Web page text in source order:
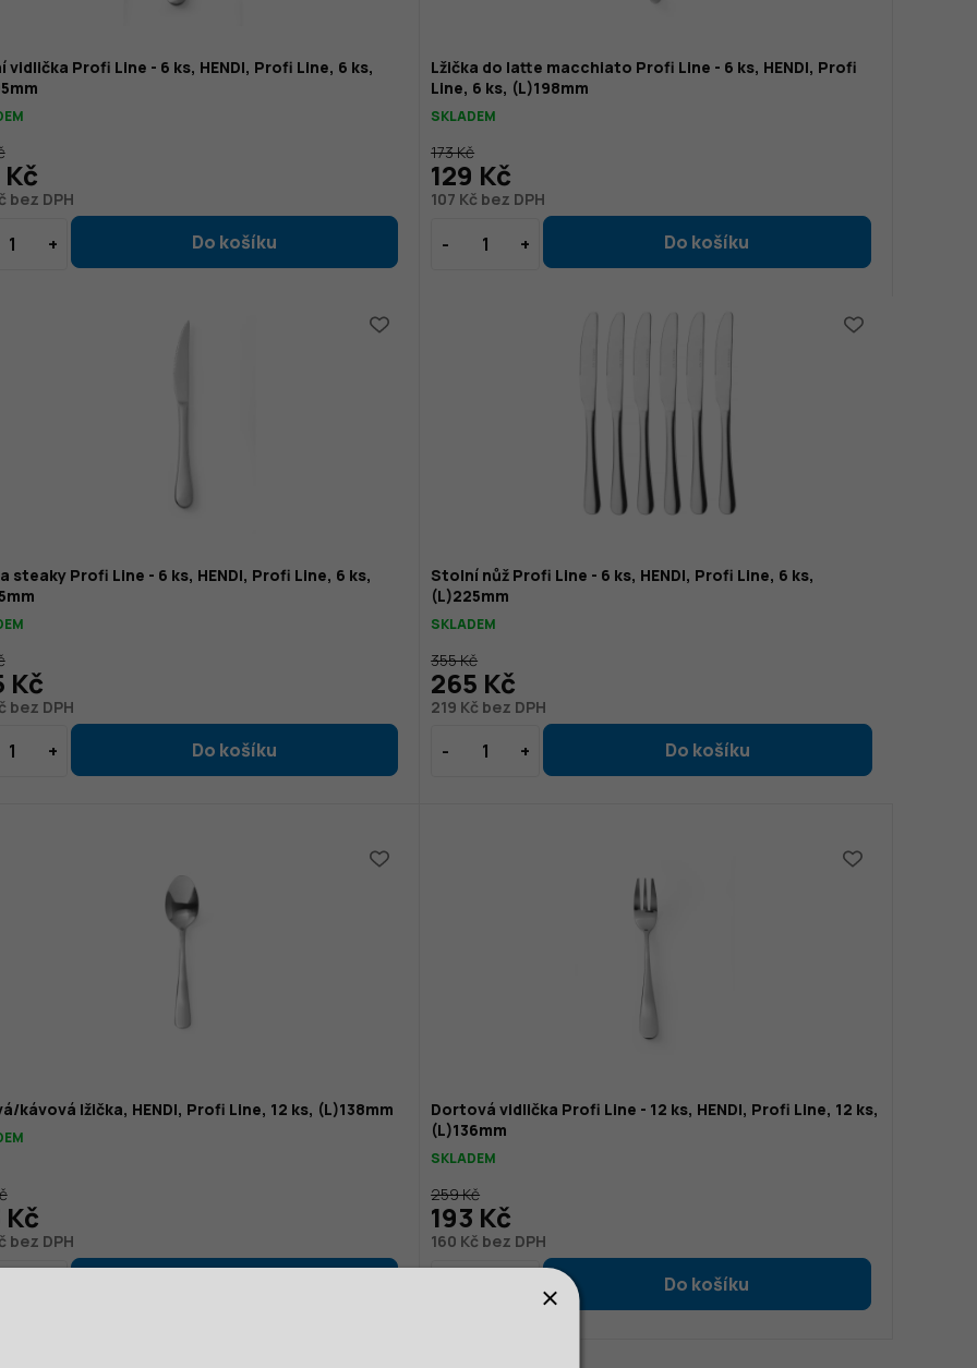
vidlička Profi Line - 6 ks, HENDI, Profi Line, 6 ks,
bez DPH
Kč
Lžička do latte macchiato Profi Line - 6 ks, HENDI, Profi
Line, 6 ks, (L)198mm
SKLADEM
107 Kč bez DPH
173 Kč
129 Kč
steaky Profi Line - 6 ks, HENDI, Profi Line, 6 ks,
bez DPH
Kč
Stolní nůž Profi Line - 6 ks, HENDI, Profi Line, 6 ks,
(L)225mm
SKLADEM
219 Kč bez DPH
355 Kč
265 Kč
kávová lžička, HENDI, Profi Line, 12 ks, (L)138mm
bez DPH
Kč
Dortová vidlička Profi Line - 12 ks, HENDI, Profi Line, 12 ks,
(L)136mm
SKLADEM
160 Kč bez DPH
259 Kč
193 Kč